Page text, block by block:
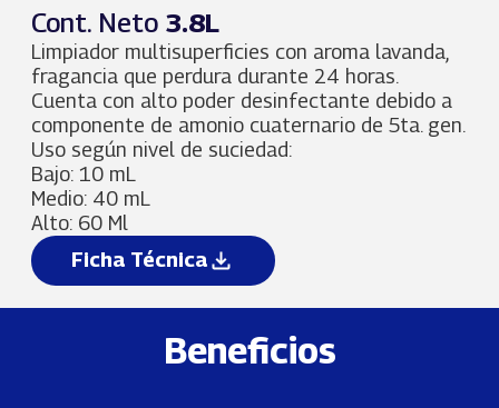
Cont. Neto 3.8L
Limpiador multisuperficies con aroma lavanda,
fragancia que perdura durante 24 horas.
Cuenta con alto poder desinfectante debido a
componente de amonio cuaternario de 5ta. gen.
Uso según nivel de suciedad:
Bajo: 10 mL
Medio: 40 mL
Alto: 60 Ml
Ficha Técnica
Beneficios